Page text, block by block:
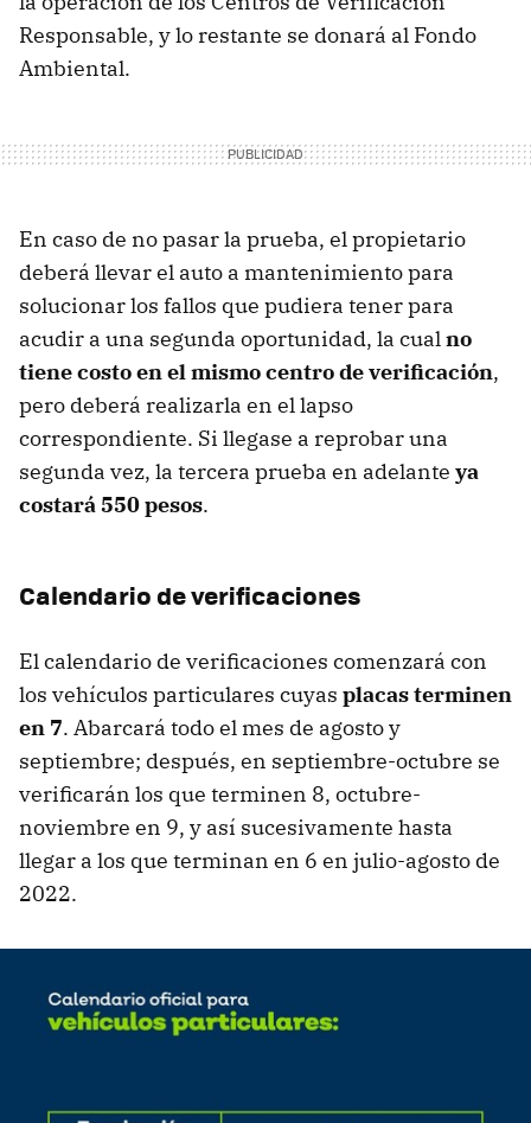
Responsable, y lo restante se donará al Fondo
Ambiental.
En caso de no pasar la prueba, el propietario
deberá llevar el auto a mantenimiento para
solucionar los fallos que pudiera tener para
acudir a una segunda oportunidad, la cualno
tiene costo en el mismo centro de verificación,
pero deberá realizarla en el lapso
correspondiente. Si llegase a reprobar una
segunda vez, la tercera prueba en adelante ya
costará 550 pesos.
Calendario de verificaciones
El calendario de verificaciones comenzará con
los vehículos particulares cuyas placas terminen
en 7. Abarcará todo el mes de agosto y
septiembre; después, en septiembre-octubre se
verificarán los que terminen 8, octubre-
noviembre en 9, y así sucesivamente hasta
llegar a los que terminan en 6 en julio-agosto de
2022.